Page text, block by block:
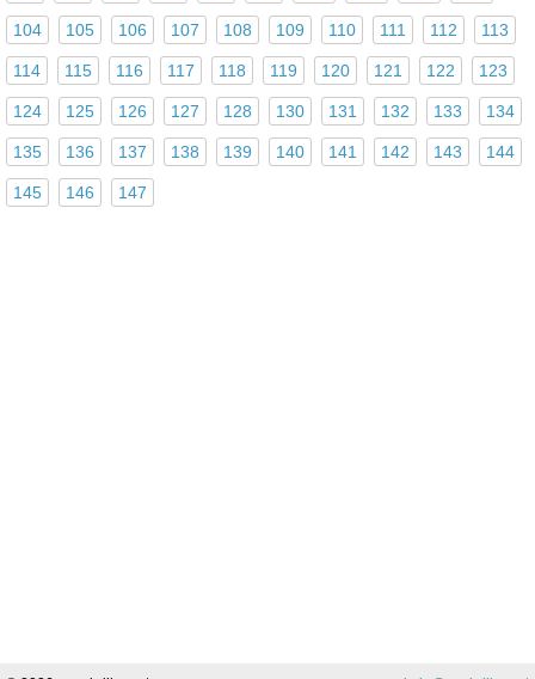
104 105 106 107 108 109 110 111 112 113
114 115 116 117 118 119 120 121 122 123
124 125 126 127 128 130 131 132 133 134
135 136 137 138 139 140 141 142 143 144
145 146 147